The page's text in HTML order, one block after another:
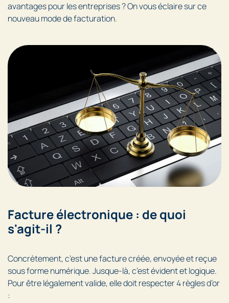
avantages pour les entreprises ? On vous éclaire sur ce
nouveau mode de facturation.
Facture électronique : de quoi
s'agit-il ?
Concrètement, c’est une facture créée, envoyée et reçue
sous forme numérique. Jusque-là, c’est évident et logique.
Pour être légalement valide, elle doit respecter 4 règles d’or
: